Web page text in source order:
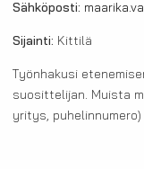
Sähköposti:
Sijainti: Kittilä
Työnhakusi
suosittelijan. Muista
yritys,